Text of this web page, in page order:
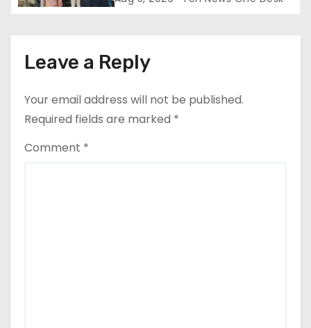
Leave a Reply
Your email address will not be published.
Required fields are marked *
Comment *